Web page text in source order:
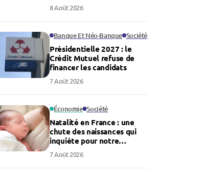
8 Août 2026
Banque Et Néo-Banque Société
Présidentielle 2027 : le
Crédit Mutuel refuse de
financer les candidats
7 Août 2026
Économie Société
Natalité en France : une
chute des naissances qui
inquiète pour notre
économie
7 Août 2026